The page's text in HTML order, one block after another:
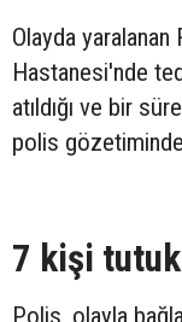
Olayda yaralanan
Hastanesi'nde
atıldığı ve bir
polis
7 kişi
Polis, olayla